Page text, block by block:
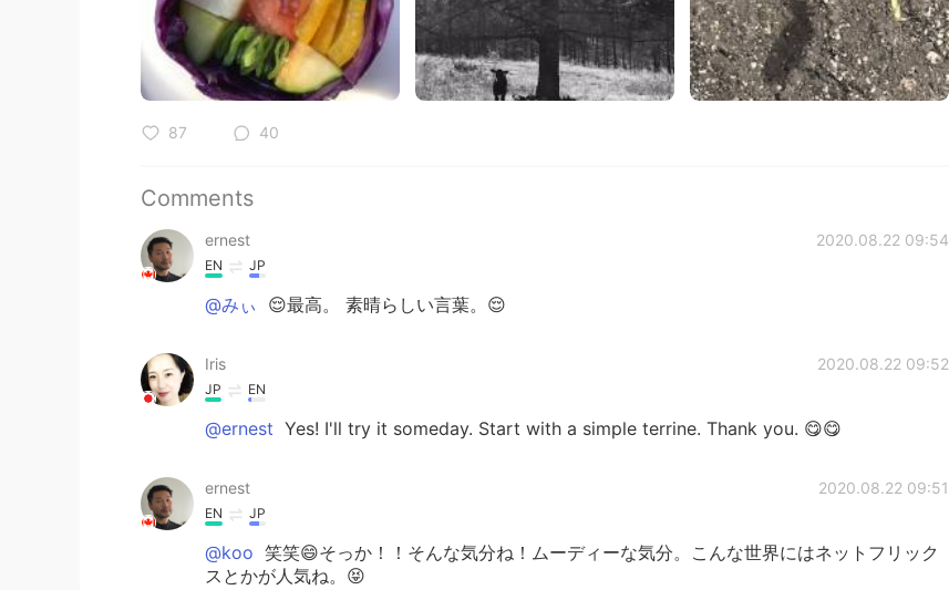
87 40
Comments
ernest 2020.08.22 09:54
EN JP
@みぃ 😌最高。 素晴らしい言葉。😌
Iris 2020.08.22 09:52
JP EN
@ernest Yes! I'll try it someday. Start with a simple terrine. Thank you. 😋😋
ernest 2020.08.22 09:51
EN JP
@koo 笑笑😄そっか！！そんな気分ね！ムーディーな気分。こんな世界にはネットフリック
スとかが人気ね。😝